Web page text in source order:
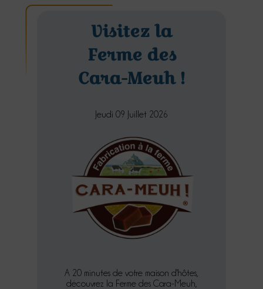
Visitez la
Ferme des
Cara-Meuh !
Jeudi 09 Juillet 2026
A 20 minutes de votre maison d'hôtes,
découvrez la Ferme des Cara-Meuh,